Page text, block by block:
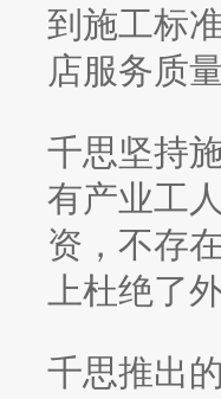
到施工标
店服务质
千思坚持
有产业工
资，不存
上杜绝了
千思推出